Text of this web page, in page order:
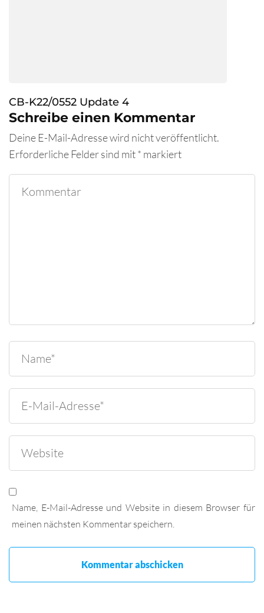
CB-K22/0552 Update 4
Schreibe einen Kommentar
Deine E-Mail-Adresse wird nicht veröffentlicht.
Erforderliche Felder sind mit* markiert
Name, E-Mail-Adresse und Website in diesem Browser für
meinen nächsten Kommentar speichern.